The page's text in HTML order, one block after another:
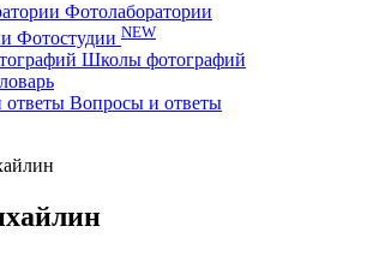
Фотолаборатории
Фотостудии NEW
Школы фотографий
Вопросы и ответы